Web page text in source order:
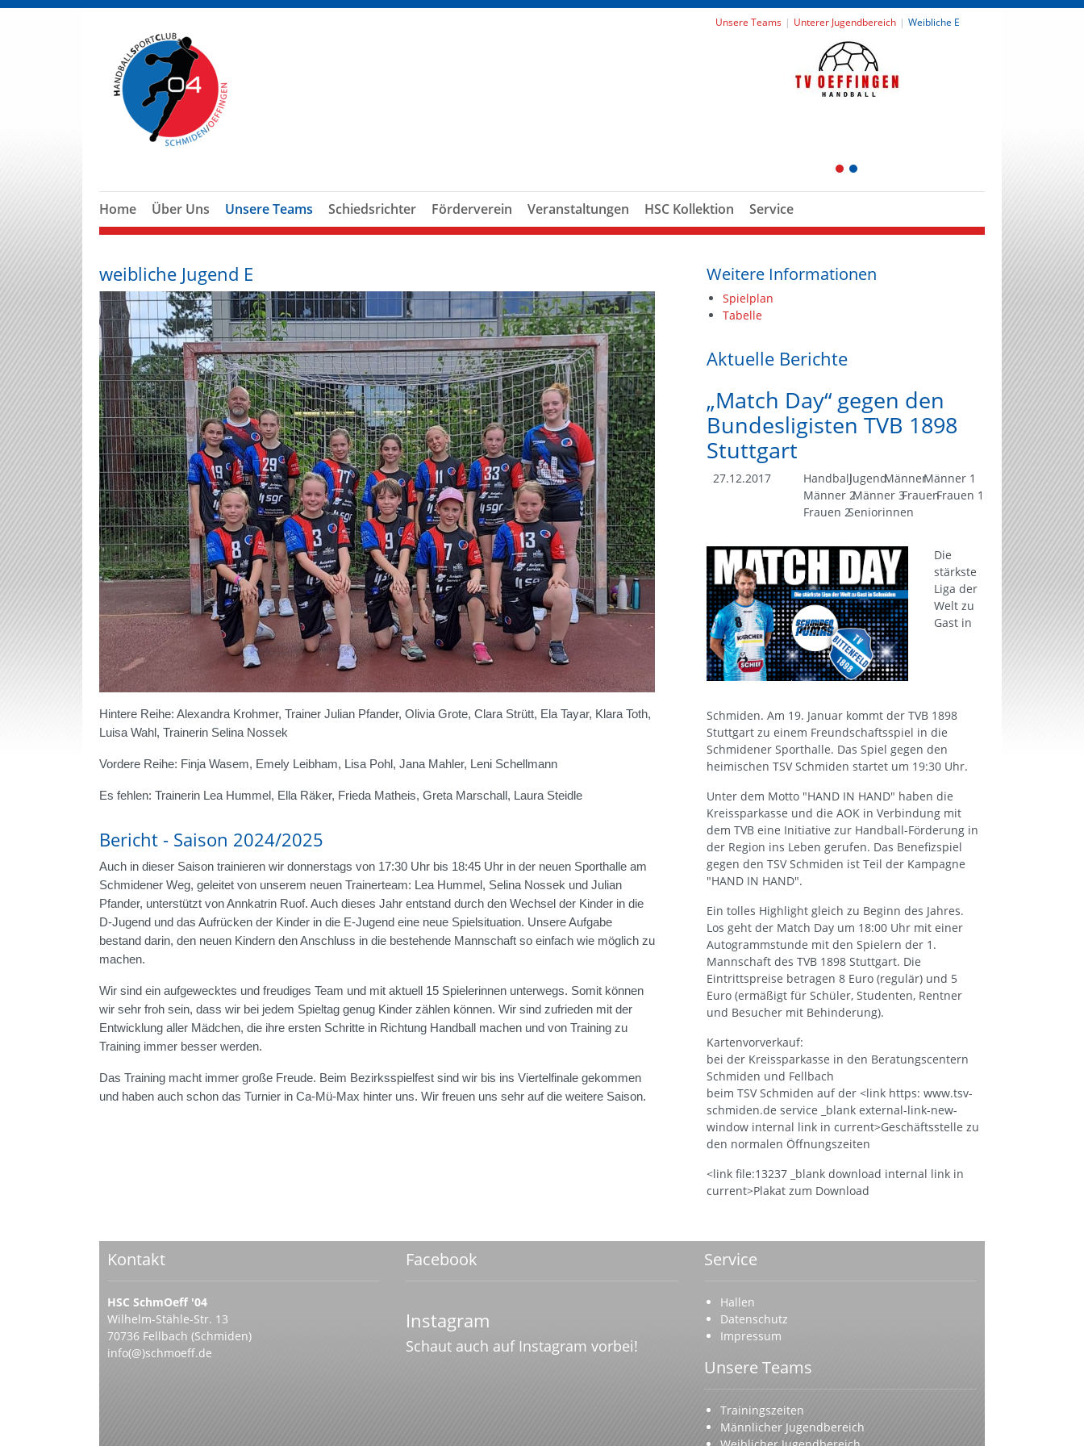
Unsere Teams Unterer Jugendbereich Weibliche E
1 2
Home Über Uns Unsere Teams Schiedsrichter Förderverein Veranstaltungen HSC Kollektion Service
weibliche Jugend E
Hintere Reihe: Alexandra Krohmer, Trainer Julian Pfander, Olivia Grote, Clara Strütt, Ela Tayar, Klara Toth,
Luisa Wahl, Trainerin Selina Nossek
Vordere Reihe: Finja Wasem, Emely Leibham, Lisa Pohl, Jana Mahler, Leni Schellmann
Es fehlen: Trainerin Lea Hummel, Ella Räker, Frieda Matheis, Greta Marschall, Laura Steidle
Bericht - Saison 2024/2025
Auch in dieser Saison trainieren wir donnerstags von 17:30 Uhr bis 18:45 Uhr in der neuen Sporthalle am
Schmidener Weg, geleitet von unserem neuen Trainerteam: Lea Hummel, Selina Nossek und Julian
Pfander, unterstützt von Annkatrin Ruof. Auch dieses Jahr entstand durch den Wechsel der Kinder in die
D-Jugend und das Aufrücken der Kinder in die E-Jugend eine neue Spielsituation. Unsere Aufgabe
bestand darin, den neuen Kindern den Anschluss in die bestehende Mannschaft so einfach wie möglich zu
machen.
Wir sind ein aufgewecktes und freudiges Team und mit aktuell 15 Spielerinnen unterwegs. Somit können
wir sehr froh sein, dass wir bei jedem Spieltag genug Kinder zählen können. Wir sind zufrieden mit der
Entwicklung aller Mädchen, die ihre ersten Schritte in Richtung Handball machen und von Training zu
Training immer besser werden.
Das Training macht immer große Freude. Beim Bezirksspielfest sind wir bis ins Viertelfinale gekommen
und haben auch schon das Turnier in Ca-Mü-Max hinter uns. Wir freuen uns sehr auf die weitere Saison.
Weitere Informationen
Spielplan
Tabelle
Aktuelle Berichte
„Match Day“ gegen den
Bundesligisten TVB 1898
Stuttgart
27.12.2017 HandballJugendMännerMänner 1
Männer 2Männer 3FrauenFrauen 1
Frauen 2Seniorinnen
Die
stärkste
Liga der
Welt zu
Gast in
Schmiden. Am 19. Januar kommt der TVB 1898
Stuttgart zu einem Freundschaftsspiel in die
Schmidener Sporthalle. Das Spiel gegen den
heimischen TSV Schmiden startet um 19:30 Uhr.
Unter dem Motto "HAND IN HAND" haben die
Kreissparkasse und die AOK in Verbindung mit
dem TVB eine Initiative zur Handball-Förderung in
der Region ins Leben gerufen. Das Benefizspiel
gegen den TSV Schmiden ist Teil der Kampagne
"HAND IN HAND".
Ein tolles Highlight gleich zu Beginn des Jahres.
Los geht der Match Day um 18:00 Uhr mit einer
Autogrammstunde mit den Spielern der 1.
Mannschaft des TVB 1898 Stuttgart. Die
Eintrittspreise betragen 8 Euro (regulär) und 5
Euro (ermäßigt für Schüler, Studenten, Rentner
und Besucher mit Behinderung).
Kartenvorverkauf:
bei der Kreissparkasse in den Beratungscentern
Schmiden und Fellbach
beim TSV Schmiden auf der <link https: www.tsv-
schmiden.de service _blank external-link-new-
window internal link in current>Geschäftsstelle zu
den normalen Öffnungszeiten
<link file:13237 _blank download internal link in
current>Plakat zum Download
Kontakt
HSC SchmOeff '04
Wilhelm-Stähle-Str. 13
70736 Fellbach (Schmiden)
info(@)schmoeff.de
Facebook
Instagram
Schaut auch auf Instagram vorbei!
Service
Hallen
Datenschutz
Impressum
Unsere Teams
Trainingszeiten
Männlicher Jugendbereich